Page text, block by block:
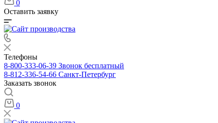
0
Оставить заявку
Телефоны
8-800-333-06-39 Звонок бесплатный
8-812-336-54-66 Санкт-Петербург
Заказать звонок
0